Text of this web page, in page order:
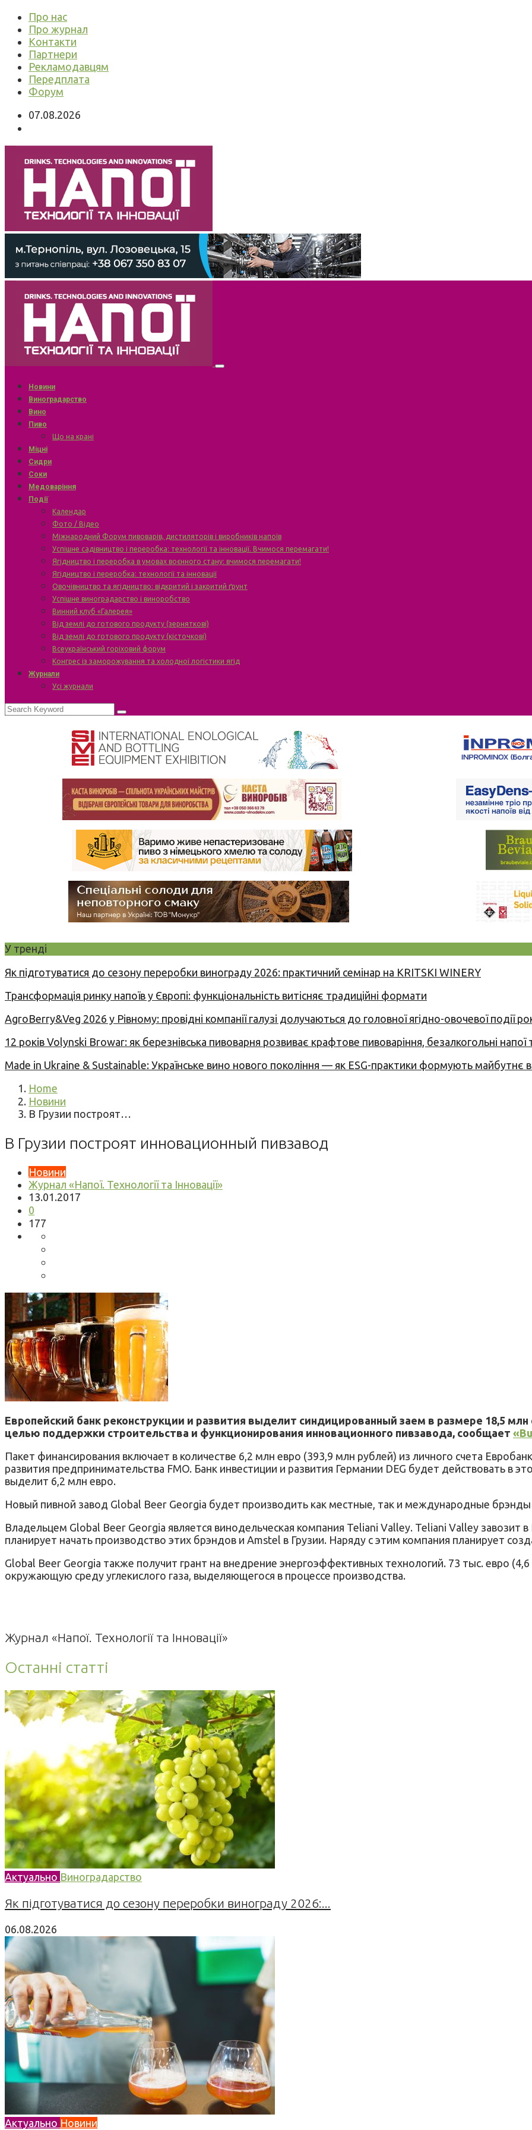
Про нас
Про журнал
Контакти
Партнери
Рекламодавцям
Передплата
Форум
07.08.2026
Новини
Виноградарство
Вино
Пиво
Що на крані
Міцні
Сидри
Соки
Медоваріння
Події
Календар
Фото / Відео
Міжнародний Форум пивоварів, дистиляторів і виробників напоїв
Успішне садівництво і переробка: технології та інновації. Вчимося перемагати!
Ягідництво і переробка в умовах воєнного стану: вчимося перемагати!
Ягідництво і переробка: технології та інновації
Овочівництво та ягідництво: відкритий і закритий ґрунт
Успішне виноградарство і виноробство
Винний клуб «Галерея»
Від землі до готового продукту (зерняткові)
Від землі до готового продукту (кісточкові)
Всеукраїнський горіховий форум
Конгрес із заморожування та холодної логістики ягід
Журнали
Усі журнали
У тренді
Як підготуватися до сезону переробки винограду 2026: практичний семінар на KRITSKI WINERY
Трансформація ринку напоїв у Європі: функціональність витісняє традиційні формати
AgroBerry&Veg 2026 у Рівному: провідні компанії галузі долучаються до головної ягідно-овочевої події
12 років Volynski Browar: як березнівська пивоварня розвиває крафтове пивоваріння, безалкогольні напої
Made in Ukraine & Sustainable: Українське вино нового покоління — як ESG-практики формують майбутнє
Home
Новини
В Грузии построят…
В Грузии построят инновационный пивзавод
Новини
Журнал «Напої. Технології та Інновації»
13.01.2017
0
177
Европейский банк реконструкции и развития выделит синдицированный заем в размере 18,5
целью поддержки строительства и функционирования инновационного пивзавода, сообщает
Пакет финансирования включает в количестве 6,2 млн евро (393,9 млн рублей) из личного счета
развития предпринимательства FMO. Банк инвестиции и развития Германии DEG будет действовать в
выделит 6,2 млн евро.
Новый пивной завод Global Beer Georgia будет производить как местные, так и международные брэнды
Владельцем Global Beer Georgia является винодельческая компания Teliani Valley. Teliani Valley
планирует начать производство этих брэндов и Amstel в Грузии. Наряду с этим компания планирует
Global Beer Georgia также получит грант на внедрение энергоэффективных технологий. 73 тыс. евро
окружающую среду углекислого газа, выделяющегося в процессе производства.
Журнал «Напої. Технології та Інновації»
Останні статті
Актуально Виноградарство
Як підготуватися до сезону переробки винограду 2026:...
06.08.2026
Актуально Новини